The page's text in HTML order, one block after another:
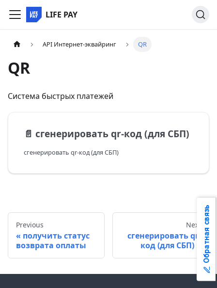
LIFE PAY
API Интернет-эквайринг QR
QR
Система быстрых платежей
📄️ сгенерировать qr-код (для СБП)
сгенерировать qr-код (для СБП)
Previous
получить статус
возврата оплаты
Next
сгенерировать qr-
код (для СБП)
Обратная связь